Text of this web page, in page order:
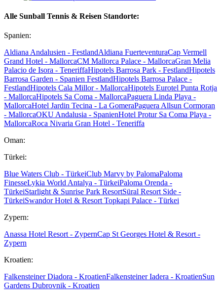
Alle Sunball Tennis & Reisen Standorte:
Spanien:
Aldiana Andalusien - FestlandAldiana FuerteventuraCap Vermell
Grand Hotel - MallorcaCM Mallorca Palace - MallorcaGran Melia
Palacio de Isora - TeneriffaHipotels Barrosa Park - FestlandHipotels
Barrosa Garden - Spanien FestlandHipotels Barrosa Palace -
FestlandHipotels Cala Millor - MallorcaHipotels Eurotel Punta Rotja
- MallorcaHipotels Sa Coma - MallorcaPaguera Linda Playa -
MallorcaHotel Jardin Tecina - La GomeraPaguera Allsun Cormoran
- MallorcaOKU Andalusia - SpanienHotel Protur Sa Coma Playa -
MallorcaRoca Nivaria Gran Hotel - Teneriffa
Oman:
Türkei:
Blue Waters Club - TürkeiClub Marvy by PalomaPaloma
FinesseLykia World Antalya - TürkeiPaloma Orenda -
TürkeiStarlight & Sunrise Park ResortSüral Resort Side -
TürkeiSwandor Hotel & Resort Topkapi Palace - Türkei
Zypern:
Anassa Hotel Resort - ZypernCap St Georges Hotel & Resort -
Zypern
Kroatien:
Falkensteiner Diadora - KroatienFalkensteiner Iadera - KroatienSun
Gardens Dubrovnik - Kroatien